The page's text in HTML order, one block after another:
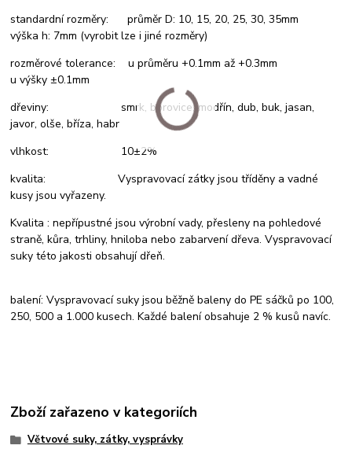
standardní rozměry: průměr D: 10, 15, 20, 25, 30, 35mm
výška h: 7mm (vyrobit lze i jiné rozměry)
rozměrové tolerance: u průměru +0.1mm až +0.3mm
u výšky ±0.1mm
dřeviny: smrk, borovice, modřín, dub, buk, jasan,
javor, olše, bříza, habr
vlhkost: 10±2%
kvalita: Vyspravovací zátky jsou tříděny a vadné
kusy jsou vyřazeny.
Kvalita : nepřípustné jsou výrobní vady, přesleny na pohledové
straně, kůra, trhliny, hniloba nebo zabarvení dřeva. Vyspravovací
suky této jakosti obsahují dřeň.
balení: Vyspravovací suky jsou běžně baleny do PE sáčků po 100,
250, 500 a 1.000 kusech. Každé balení obsahuje 2 % kusů navíc.
Zboží zařazeno v kategoriích
Větvové suky, zátky, vysprávky